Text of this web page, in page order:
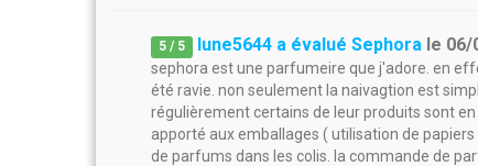
5 / 5 lune5644 a évalué Sephora le 06/
sephora est une parfumeire que j'adore. en
été ravie. non seulement la naivagtion est
régulièrement certains de leur produits sont
apporté aux emballages ( utilisation de
de parfums dans les colis. la commande de